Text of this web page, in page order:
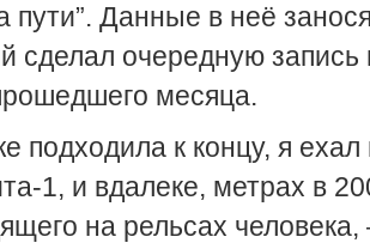
пути”. Данные в неё
сделал очередную запись
месяца.
подходила к концу, я ехал
1, и вдалеке, метрах в
на рельсах человека,